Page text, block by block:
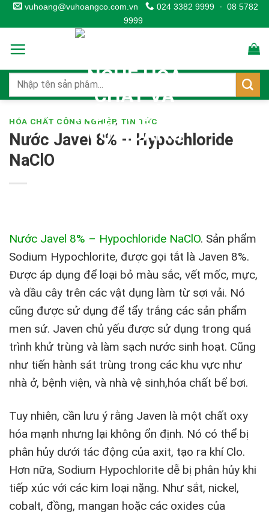
Skip
to
content
vuhoang@vuhoangco.com.vn 024 3382 9999 - 08 5782
9999
HÓA CHẤT CÔNG NGHIỆP, TIN TỨC
Nước Javel 8% – Hypochloride
NaClO
Nước Javel 8% – Hypochloride NaClO. Sản phẩm
Sodium Hypochlorite, được gọi tắt là Javen 8%.
Được áp dụng để loại bỏ màu sắc, vết mốc, mực,
và dầu cây trên các vật dụng làm từ sợi vải. Nó
cũng được sử dụng để tẩy trắng các sản phẩm
men sứ. Javen chủ yếu được sử dụng trong quá
trình khử trùng và làm sạch nước sinh hoạt. Cũng
như tiến hành sát trùng trong các khu vực như
nhà ở, bệnh viện, và nhà vệ sinh,hóa chất bể bơi.
Tuy nhiên, cần lưu ý rằng Javen là một chất oxy
hóa mạnh nhưng lại không ổn định. Nó có thể bị
phân hủy dưới tác động của axit, tạo ra khí Clo.
Hơn nữa, Sodium Hypochlorite dễ bị phân hủy khi
tiếp xúc với các kim loại nặng. Như sắt, nickel,
cobalt, đồng, mangan hoặc các oxides của